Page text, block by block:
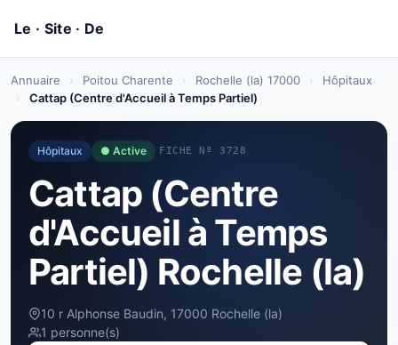
Annuaire › Poitou Charente › Rochelle (la) 17000 ›
Hôpitaux
›
Cattap (Centre d'Accueil à Temps Partiel)
Hôpitaux ● Active FICHE Nº 3728
Cattap (Centre
d'Accueil à Temps
Partiel) Rochelle (la)
10 r Alphonse Baudin, 17000 Rochelle (la)
1 personne(s)